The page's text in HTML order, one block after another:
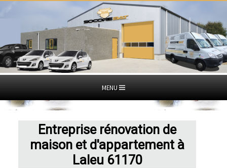
MENU
Entreprise rénovation de
maison et d'appartement à
Laleu 61170